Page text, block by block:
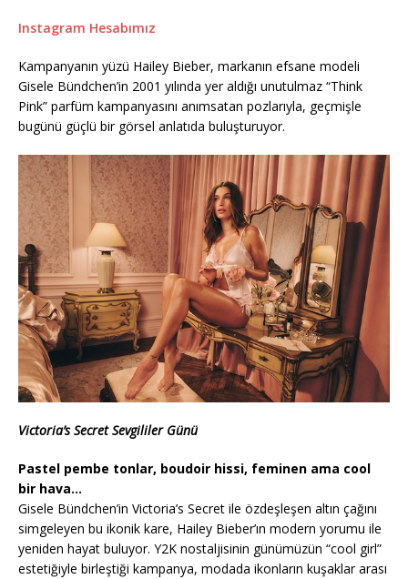
Instagram Hesabımız
Kampanyanın yüzü Hailey Bieber, markanın efsane modeli
Gisele Bündchen’in 2001 yılında yer aldığı unutulmaz “Think
Pink” parfüm kampanyasını anımsatan pozlarıyla, geçmişle
bugünü güçlü bir görsel anlatıda buluşturuyor.
Victoria’s Secret Sevgililer Günü
Pastel pembe tonlar, boudoir hissi, feminen ama cool
bir hava…
Gisele Bündchen’in Victoria’s Secret ile özdeşleşen altın çağını
simgeleyen bu ikonik kare, Hailey Bieber’ın modern yorumu ile
yeniden hayat buluyor. Y2K nostaljisinin günümüzün “cool girl”
estetiğiyle birleştiği kampanya, modada ikonların kuşaklar arası